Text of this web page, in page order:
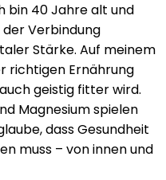
bin 40 Jahre alt und
Verbindung
Stärke. Auf meinem
richtigen Ernährung
geistig fitter wird.
Magnesium spielen
dass Gesundheit
muss – von innen und